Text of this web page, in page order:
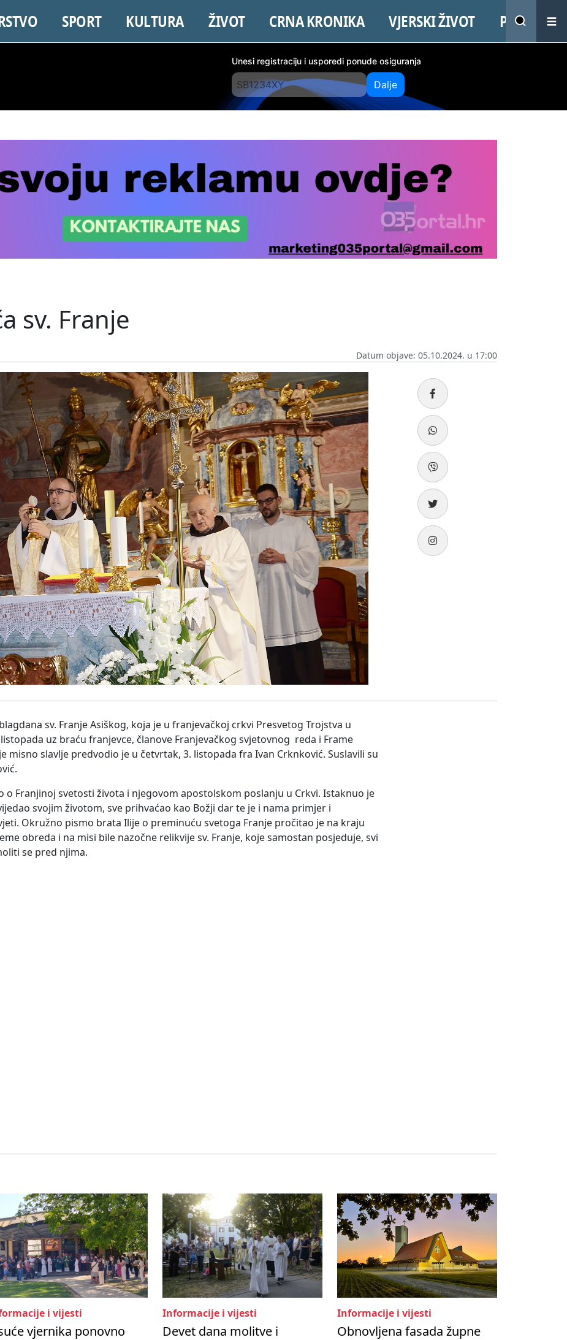
SPORT KULTURA ŽIVOT CRNA KRONIKA VJERSKI ŽIVOT PROMO
Unesi registraciju i usporedi ponude osiguranja
Dalje
sv. Franje
Datum objave: 05.10.2024. u 17:00
sv. Franje Asiškog, koja je u franjevačkoj crkvi Presvetog Trojstva u
uz braću franjevce, članove Franjevačkog svjetovnog reda i Frame
misno slavlje predvodio je u četvrtak, 3. listopada fra Ivan Crknković. Suslavili su
Franjinoj svetosti života i njegovom apostolskom poslanju u Crkvi. Istaknuo je
svojim životom, sve prihvaćao kao Božji dar te je i nama primjer i
Okružno pismo brata Ilije o preminuću svetoga Franje pročitao je na kraju
obreda i na misi bile nazočne relikvije sv. Franje, koje samostan posjeduje, svi
se pred njima.
i vijesti
vjernika ponovno
Informacije i vijesti
Devet dana molitve i
Informacije i vijesti
Obnovljena fasada župne